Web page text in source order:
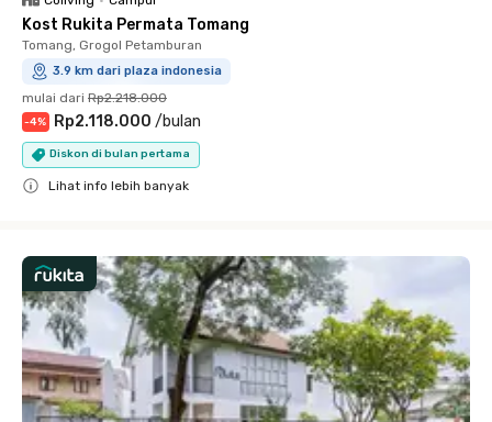
Kost Rukita Permata Tomang
Tomang, Grogol Petamburan
3.9 km dari plaza indonesia
mulai dari Rp2.218.000
-4% Rp2.118.000 /bulan
Diskon di bulan pertama
Lihat info lebih banyak